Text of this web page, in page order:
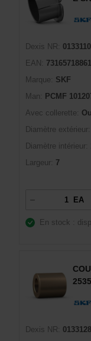
Dexis NR:
EAN:
Marque:
SKF
Man:
PCMF
Avec collerette:
Diamètre extérieur:
Diamètre intérieur:
Largeur: 7
EA
En stock :
Dexis NR: